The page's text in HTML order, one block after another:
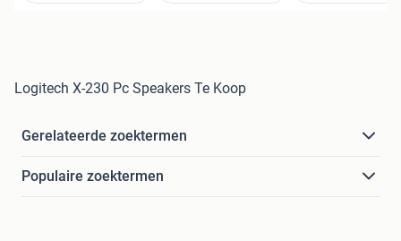
Logitech X-230 Pc Speakers Te Koop
Gerelateerde zoektermen
Populaire zoektermen